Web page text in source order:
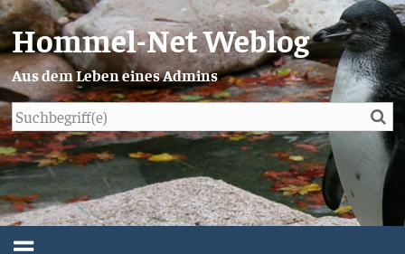
Hommel-Net Weblog
Aus dem Leben eines Admins